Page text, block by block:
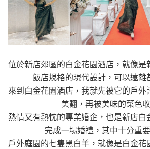
位於新店郊區的白金花園酒店，就像是
飯店規格的現代設計，可以遠離
來到白金花園酒店，我就先被它的戶外
美翻，再被美味的菜色收
熱情又有熱忱的專業婚企，也是新店白
完成一場婚禮，其中十分重
戶外庭園的七隻黑白羊，就像是白金